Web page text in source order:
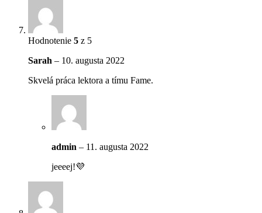
Hodnotenie 5 z 5
Sarah – 10. augusta 2022
Skvelá práca lektora a tímu Fame.
admin – 11. augusta 2022
jeeeej!💜